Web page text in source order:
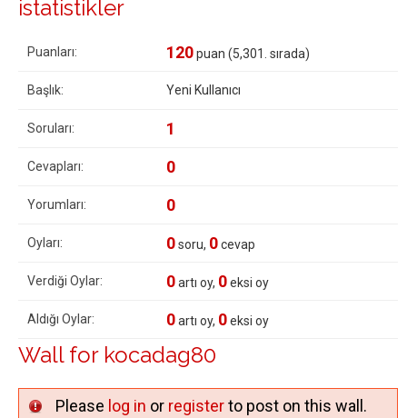
istatistikler
Puanları: 120puan (5,301 . sırada)
Başlık: Yeni Kullanıcı
Soruları: 1
Cevapları: 0
Yorumları: 0
Oyları: 0soru, 0cevap
Verdiği Oylar: 0artı oy, 0eksi oy
Aldığı Oylar: 0artı oy, 0eksi oy
Wall for kocadag80
Please log in or registerto post on this wall.